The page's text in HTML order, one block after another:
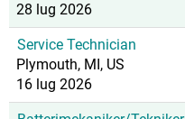
28 lug 2026
Service Technician
Plymouth, MI, US
16 lug 2026